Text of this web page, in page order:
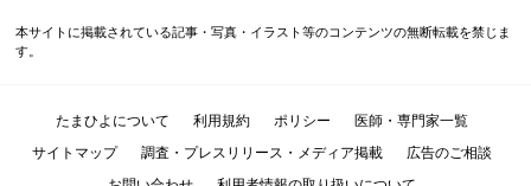
本サイトに掲載されている記事・写真・イラスト等のコンテンツの無断転載を禁じま
す。
たまひよについて 利用規約 ポリシー
医師・専門家一覧
サイトマップ
調査・プレスリリース・メディア掲載
広告のご相談